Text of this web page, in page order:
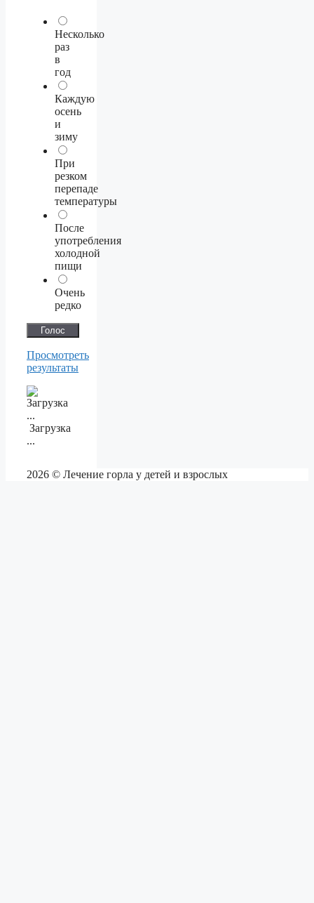
Несколько
раз
в
год
Каждую
осень
и
зиму
При
резком
перепаде
температуры
После
употребления
холодной
пищи
Очень
редко
Просмотреть
результаты
Загрузка
...
2026 © Лечение горла у детей и взрослых